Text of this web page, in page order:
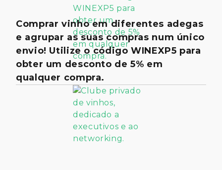
Comprar vinho em diferentes adegas
e agrupar as suas compras num único
envio! Utilize o código WINEXP5 para
obter um desconto de 5% em
qualquer compra.